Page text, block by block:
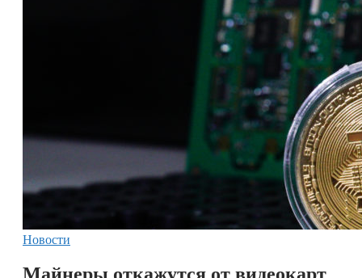
Новости
Майнеры откажутся от видеокарт